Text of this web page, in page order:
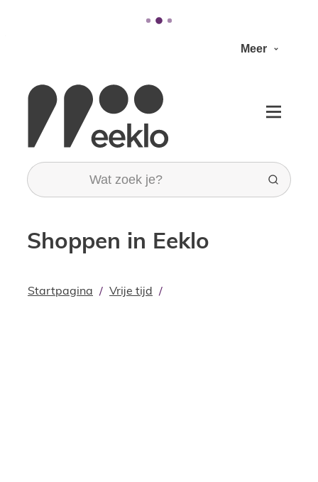
Meer
Stad Eeklo
Wat zoek je?
Zoeken
Menu
Shoppen in Eeklo
Startpagina Vrije tijd